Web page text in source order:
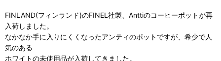
FINLAND(フィンランド)のFINEL社製、Anttiのコーヒーポットが再
入荷しました。
なかなか手に入りにくくなったアンティのポットですが、希少で人
気のある
ホワイトの未使用品が入荷してきました。